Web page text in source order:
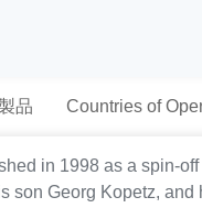
品 Countries of
in 1998 as a spin-
son Georg Kopetz,